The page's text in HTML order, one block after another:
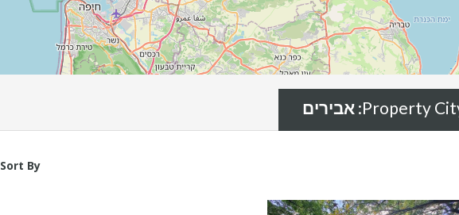
Property אבירים
Sort By: